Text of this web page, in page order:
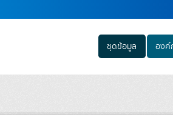
ชุดข้อมูล องค์